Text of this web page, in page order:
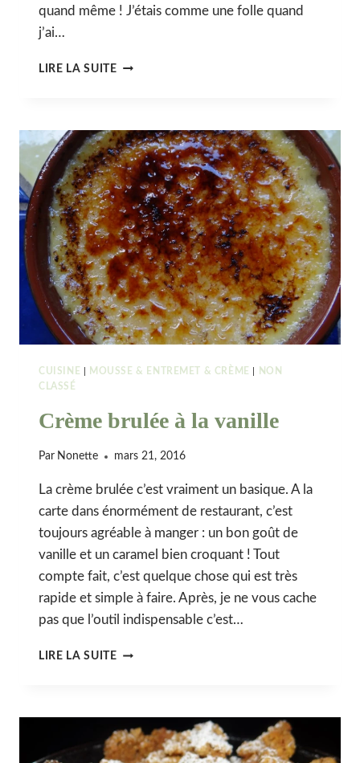
quand même ! J’étais comme une folle quand
j’ai…
LIRE LA SUITEPRALINÉ
CUISINE MOUSSE & ENTREMET & CRÈME
NON
CLASSÉ
Crème brulée à la vanille
Par Nonette mars 21, 2016
La crème brulée c’est vraiment un basique. A la
carte dans énormément de restaurant, c’est
toujours agréable à manger : un bon goût de
vanille et un caramel bien croquant ! Tout
compte fait, c’est quelque chose qui est très
rapide et simple à faire. Après, je ne vous cache
pas que l’outil indispensable c’est…
LIRE LA SUITECRÈME
VANILLE